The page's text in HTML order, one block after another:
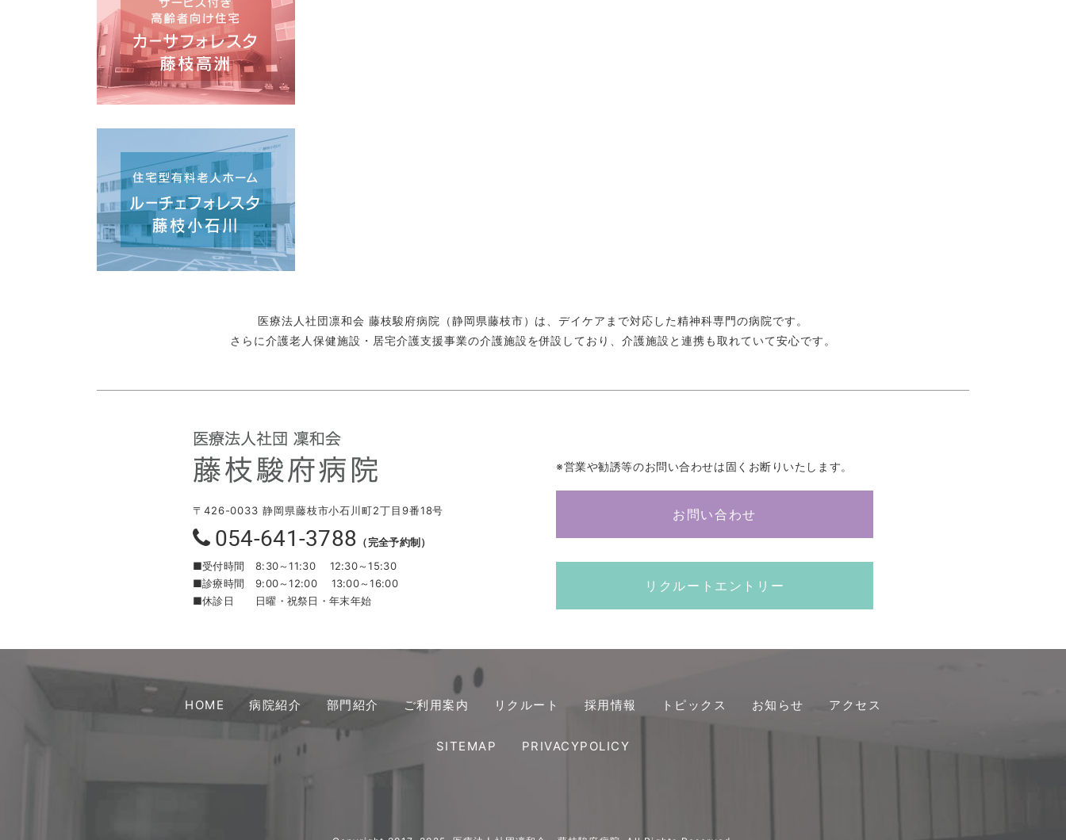
医療法人社団凛和会 藤枝駿府病院（静岡県藤枝市）は、デイケアまで対応した精神科専門の病院です。
さらに介護老人保健施設・居宅介護支援事業の介護施設を併設しており、介護施設と連携も取れていて安心です。
〒426-0033 静岡県藤枝市小石川町2丁目9番18号
054-641-3788 （完全予約制）
■受付時間
8:30～11:30 12:30～15:30
■診療時間
9:00～12:00 13:00～16:00
■休診日
日曜・祝祭日・年末年始
※営業や勧誘等のお問い合わせは固くお断りいたします。
お問い合わせ
リクルートエントリー
HOME 病院紹介 部門紹介 ご利用案内 リクルート 採用情報 トピックス お知らせ アクセス
SITEMAP PRIVACYPOLICY